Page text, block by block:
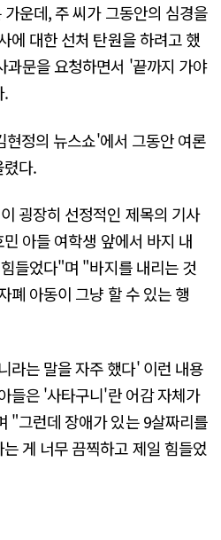
운데, 주 씨가 그동안의 심경을
에 대한 선처 탄원을 하려고 했
과문을 요청하면서 '끝까지 가야
.
현정의 뉴스쇼'에서 그동안 여론
다.
굉장히 선정적인 제목의 기사
아들 여학생 앞에서 바지 내
들었다"며 "바지를 내리는 것
폐 아동이 그냥 할 수 있는 행
라는 말을 자주 했다' 이런 내용
들은 '사타구니'란 어감 자체가
"그런데 장애가 있는 9살짜리를
게 너무 끔찍하고 제일 힘들었